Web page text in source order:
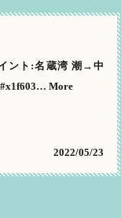
ント:名蔵湾 潮→中
More
2022/05/23